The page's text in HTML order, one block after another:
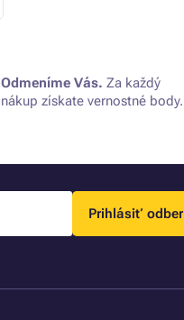
Odmeníme Vás. Za každý
nákup získate vernostné body.
Prihlásiť odber